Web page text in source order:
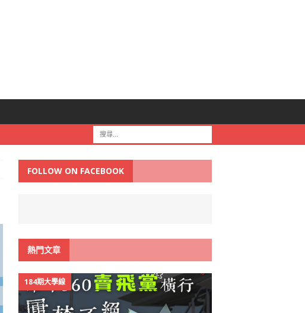
FOLLOW ON FACEBOOK
熱門文章
184期大學線